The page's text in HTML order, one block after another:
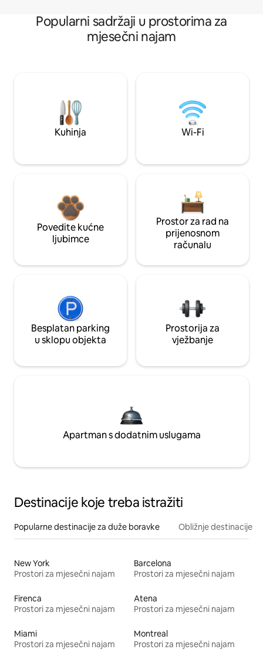
Popularni sadržaji u prostorima za
mjesečni najam
Kuhinja Wi-Fi
Povedite kućne
ljubimce
Prostor za rad na
prijenosnom
računalu
Besplatan parking
u sklopu objekta
Prostorija za
vježbanje
Apartman s dodatnim uslugama
Destinacije koje treba istražiti
Popularne destinacije za duže boravke Obližnje destinacije
New York
Prostori za mjesečni najam
Barcelona
Prostori za mjesečni najam
Firenca
Prostori za mjesečni najam
Atena
Prostori za mjesečni najam
Miami
Prostori za mjesečni najam
Montreal
Prostori za mjesečni najam